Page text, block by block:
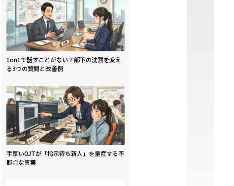
1on1で話すことがない？部下の沈黙を変え
る3つの質問と改善例
手厚いOJTが「指示待ち新人」を量産する不
都合な真実